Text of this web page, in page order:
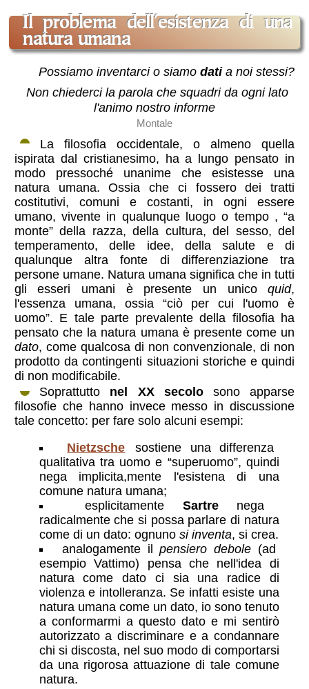
il problema dell'esistenza di una
natura umana
Possiamo inventarci o siamodatia noi stessi?
Non chiederci la parola che squadri da ogni lato
l'animo nostro informe
Montale
La filosofia occidentale, o almeno quella
ispirata dal cristianesimo, ha a lungo pensato in
modo pressoché unanime che esistesse una
natura umana. Ossia che ci fossero dei tratti
costitutivi, comuni e costanti, in ogni essere
umano, vivente in qualunque luogo o tempo , “a
monte” della razza, della cultura, del sesso, del
temperamento, delle idee, della salute e di
qualunque altra fonte di differenziazione tra
persone umane. Natura umana significa che in tutti
gli esseri umani è presente un unicoquid,
l'essenza umana, ossia “ciò per cui l'uomo è
uomo”. E tale parte prevalente della filosofia ha
pensato che la natura umana è presente come un
dato, come qualcosa di non convenzionale, di non
prodotto da contingenti situazioni storiche e quindi
di non modificabile.
Soprattutto nel XX secolo sono apparse
filosofie che hanno invece messo in discussione
tale concetto: per fare solo alcuni esempi:
Nietzsche
sostiene una differenza
qualitativa tra uomo e “superuomo”, quindi
nega implicita,mente l'esistena di una
comune natura umana;
esplicitamente Sartrenega
radicalmente che si possa parlare di natura
come di un dato: ognuno si inventa, si crea.
analogamente ilpensiero debole (ad
esempio Vattimo) pensa che nell'idea di
natura come dato ci sia una radice di
violenza e intolleranza. Se infatti esiste una
natura umana come un dato, io sono tenuto
a conformarmi a questo dato e mi sentirò
autorizzato a discriminare e a condannare
chi si discosta, nel suo modo di comportarsi
da una rigorosa attuazione di tale comune
natura.